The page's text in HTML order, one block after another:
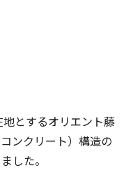
とするオリエント藤
ンクリート）構造の
した。